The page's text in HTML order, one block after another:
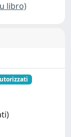
libro)